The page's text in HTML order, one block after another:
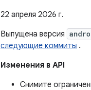
22 апреля 2026 г.
Выпущена версия
следующие коммиты .
Изменения в API
Снимите